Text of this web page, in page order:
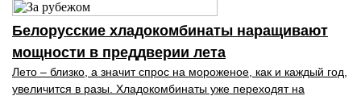
Белорусские хладокомбинаты наращивают
мощности в преддверии лета
Лето – близко, а значит спрос на мороженое, как и каждый год,
увеличится в разы. Хладокомбинаты уже переходят на